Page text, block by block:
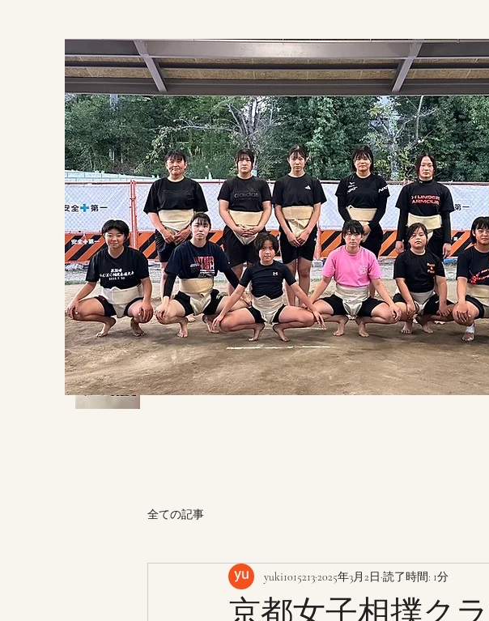
全ての記事
yuki10152132025年3月2日 読了時間: 1分